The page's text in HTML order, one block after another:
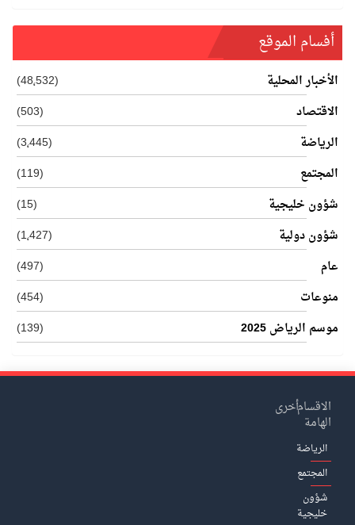
أفسام الموقع
الأخبار المحلية
(48٬532)
الاقتصاد
(503)
الرياضة
(3٬445)
المجتمع
(119)
شؤون خليجية
(15)
شؤون دولية
(1٬427)
عام
(497)
منوعات
(454)
موسم الرياض 2025
(139)
الاقسام
الهامة
الرياضة
المجتمع
شؤون
خليجية
أخرى